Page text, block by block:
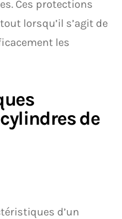
Ces protections
lorsqu’il s’agit de
les
de
d’un